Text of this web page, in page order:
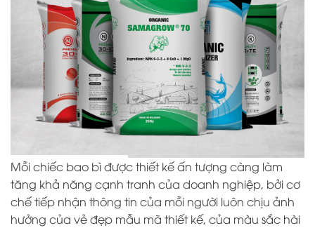
Mỗi chiếc bao bì được thiết kế ấn tượng càng làm
tăng khả năng cạnh tranh của doanh nghiệp, bởi cơ
chế tiếp nhận thông tin của mỗi người luôn chịu ảnh
hưởng của vẻ đẹp mẫu mã thiết kế, của màu sắc hài